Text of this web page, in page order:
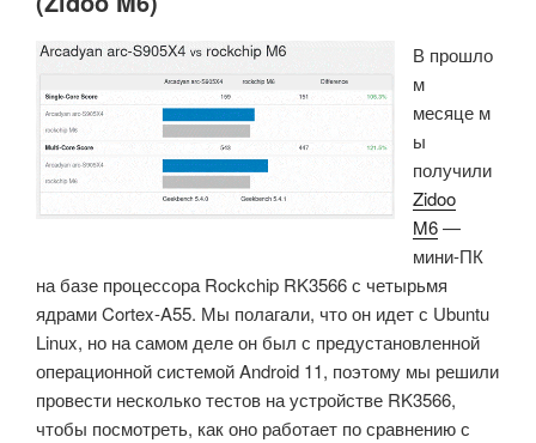
В прошло
м
месяце м
ы
получили
Zidoo
M6—
мини-ПК
на базе процессора Rockchip RK3566 с четырьмя
ядрами Cortex-A55. Мы полагали, что он идет с Ubuntu
Linux, но на самом деле он был с предустановленной
операционной системой Android 11, поэтому мы решили
провести несколько тестов на устройстве RK3566,
чтобы посмотреть, как оно работает по сравнению с